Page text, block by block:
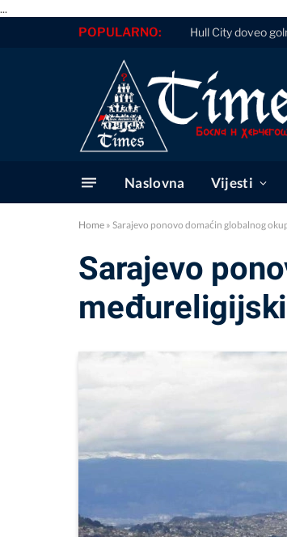
...
POPULARNO: Hull City doveo
Naslovna Vijesti
Home » Sarajevo ponovo domaćin globalnog
Sarajevo